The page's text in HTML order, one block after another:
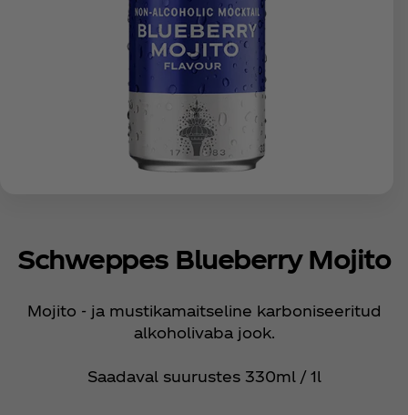
Schweppes Blueberry Mojito
Mojito - ja mustikamaitseline karboniseeritud
alkoholivaba jook.
Saadaval suurustes 330ml / 1l